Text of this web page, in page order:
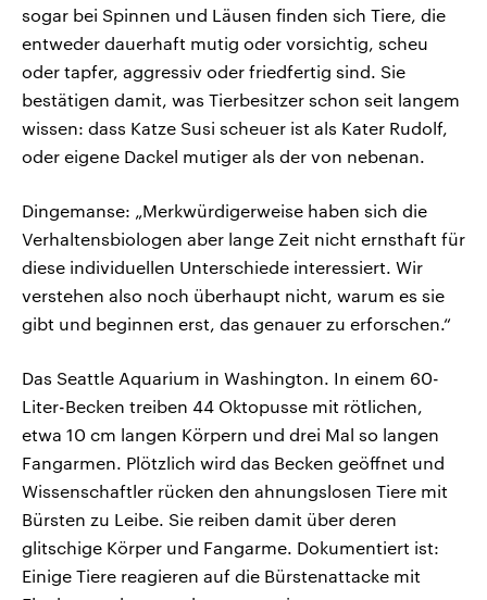
sogar bei Spinnen und Läusen finden sich Tiere, die
entweder dauerhaft mutig oder vorsichtig, scheu
oder tapfer, aggressiv oder friedfertig sind. Sie
bestätigen damit, was Tierbesitzer schon seit langem
wissen: dass Katze Susi scheuer ist als Kater Rudolf,
oder eigene Dackel mutiger als der von nebenan.
Dingemanse: „Merkwürdigerweise haben sich die
Verhaltensbiologen aber lange Zeit nicht ernsthaft für
diese individuellen Unterschiede interessiert. Wir
verstehen also noch überhaupt nicht, warum es sie
gibt und beginnen erst, das genauer zu erforschen.“
Das Seattle Aquarium in Washington. In einem 60-
Liter-Becken treiben 44 Oktopusse mit rötlichen,
etwa 10 cm langen Körpern und drei Mal so langen
Fangarmen. Plötzlich wird das Becken geöffnet und
Wissenschaftler rücken den ahnungslosen Tiere mit
Bürsten zu Leibe. Sie reiben damit über deren
glitschige Körper und Fangarme. Dokumentiert ist:
Einige Tiere reagieren auf die Bürstenattacke mit